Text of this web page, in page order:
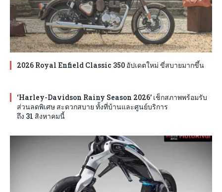
2026 Royal Enfield Classic 350 อัปเดตใหม่ ขี่สบายมากขึ้น
‘Harley-Davidson Rainy Season 2026’ เช็กสภาพพร้อมรับ
ส่วนลดพิเศษ สะดวกสบาย ทั้งที่บ้านและศูนย์บริการ
ถึง 31 สิงหาคมนี้